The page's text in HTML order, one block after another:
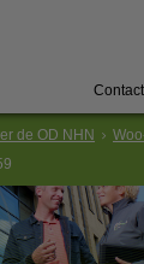
Contact
de OD NHN